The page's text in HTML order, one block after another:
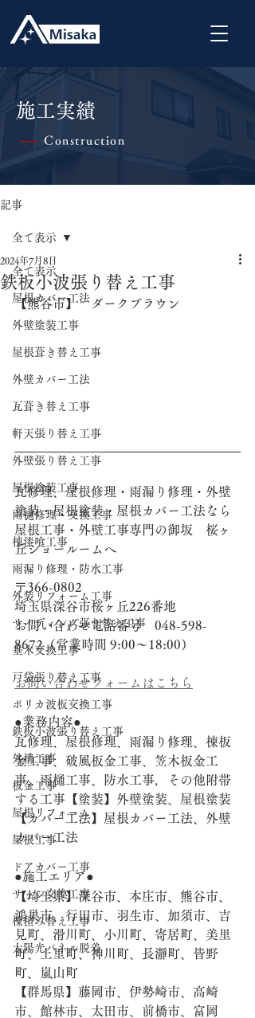
施工実績
| Construction
記事
全て表示
屋根カバー工法
外壁塗装工事
屋根葺き替え工事
外壁カバー工法
瓦葺き替え工事
軒天張り替え工事
外壁張り替え工事
屋根塗装工事
雨樋修理・交換工事
棟漆喰工事
雨漏り修理・防水工事
外装リフォーム工事
サイディング張り替え工事
垂木交換工事
戸袋張り替え工事
ポリカ波板交換工事
鉄板小波張り替え工事
外構工事
板金工事
屋根リフォーム
屋根工事
ドアカバー工事
サッシ交換工事
棟積み替え工事
太陽光パネル脱着
全て表示
鉄板小波張り替え工事
2024年7月8日
【熊谷市】　ダークブラウン
瓦修理、屋根修理・雨漏り修理・外壁
塗装・屋根塗装・屋根カバー工法なら
屋根工事・外壁工事専門の御坂　桜ヶ
丘ショールームへ
〒366-0802
埼玉県深谷市桜ヶ丘226番地
お問い合わせ電話番号　048-598-
8672（営業時間 9:00～18:00）
お問い合わせフォームはこちら
●業務内容●
瓦修理、屋根修理、雨漏り修理、棟板
金工事、破風板金工事、笠木板金工
事、雨樋工事、防水工事，その他附帯
する工事【塗装】外壁塗装、屋根塗装
【カバー工法】屋根カバー工法、外壁
カバー工法
●施工エリア●
【埼玉県】深谷市、本庄市、熊谷市、
鴻巣市、行田市、羽生市、加須市、吉
見町、滑川町、小川町、寄居町、美里
町、上里町、神川町、長瀞町、皆野
町、嵐山町
【群馬県】藤岡市、伊勢崎市、高崎
市、館林市、太田市、前橋市、富岡